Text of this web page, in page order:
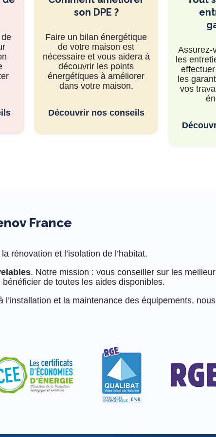
Renov France pour leurs travail
bureaux ou nous avons
toujours quelqu'un d'agréable
et efficace. Si j’avais pu je leurs
mettrai 10 étoiles pour tous
leurs travail qui est
exceptionnel.
son DPE ?
Faire un bilan énergétique
de votre maison est
nécessaire et vous aidera à
découvrir les points
énergétiques à améliorer
dans votre maison.
Découvrir nos conseils
Assurez-
les
les
vos
France
rénovation et l’isolation de l’habitat.
. Notre mission : vous conseiller sur les
de toutes les aides disponibles.
et la maintenance des équipements,